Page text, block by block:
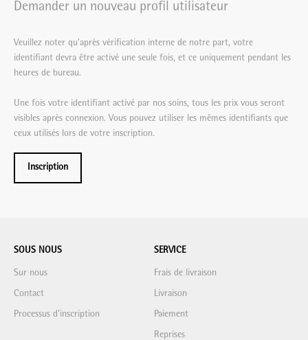
Demander un nouveau profil utilisateur
Veuillez noter qu'après vérification interne de notre part, votre
identifiant devra être activé une seule fois, et ce uniquement pendant les
heures de bureau.
Une fois votre identifiant activé par nos soins, tous les prix vous seront
visibles après connexion. Vous pouvez utiliser les mêmes identifiants que
ceux utilisés lors de votre inscription.
Inscription
SOUS NOUS
Sur nous
Contact
Processus d'inscription
SERVICE
Frais de livraison
Livraison
Paiement
Reprises